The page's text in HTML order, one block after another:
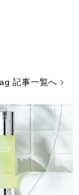
dp/4073
記事一覧へ